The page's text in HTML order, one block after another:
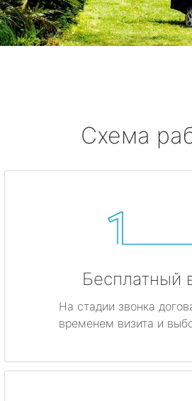
Схема
Бесплатный
На стадии звонка
временем визита и